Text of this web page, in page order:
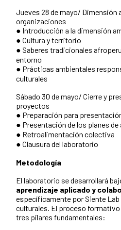
Jueves 28 de mayo/ Dimensión
organizaciones
● Introducción a la dimensión
● Cultura y territorio
● Saberes tradicionales
entorno
● Prácticas ambientales
culturales
Sábado 30 de mayo/ Cierre y
proyectos
● Preparación para
● Presentación de los planes
● Retroalimentación colectiva
● Clausura del laboratorio
Metodología
El laboratorio se desarrollará
aprendizaje aplicado y
específicamente por Siente
culturales. El proceso
tres pilares fundamentales: